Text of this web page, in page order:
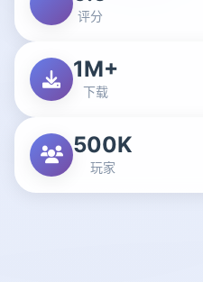
评分
1M+
下载
500K
玩家